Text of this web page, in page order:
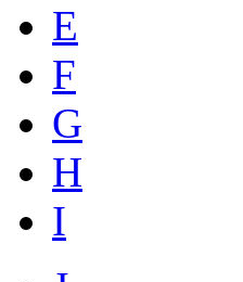
E
F
G
H
I